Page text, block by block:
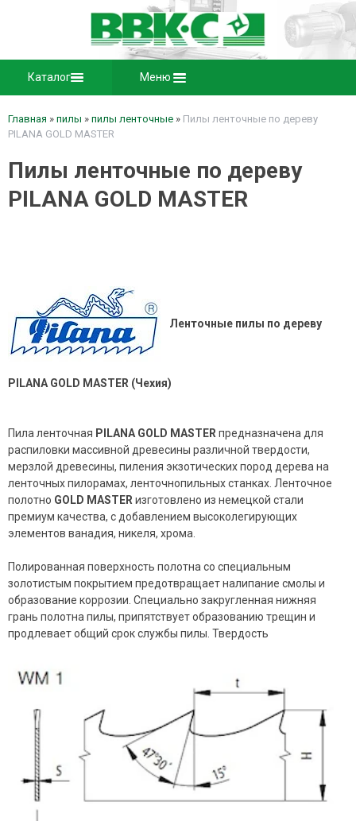
Каталог Меню
Главная » пилы » пилы ленточные » Пилы ленточные по дереву
PILANA GOLD MASTER
Пилы ленточные по дереву
PILANA GOLD MASTER
Ленточные пилы по дереву
PILANA GOLD MASTER (Чехия)
Пила ленточная PILANA GOLD MASTER предназначена для
распиловки массивной древесины различной твердости,
мерзлой древесины, пиления экзотических пород дерева на
ленточных пилорамах, ленточнопильных станках. Ленточное
полотно GOLD MASTER изготовлено из немецкой стали
премиум качества, с добавлением высоколегирующих
элементов ванадия, никеля, хрома.
Полированная поверхность полотна со специальным
золотистым покрытием предотвращает налипание смолы и
образование коррозии. Специально закругленная нижняя
грань полотна пилы, припятствует образованию трещин и
продлевает общий срок службы пилы. Твердость